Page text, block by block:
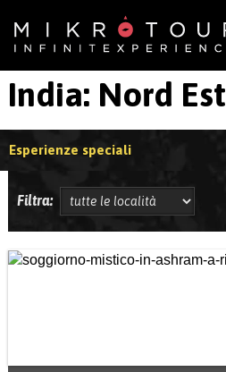
India: Nord Est
Esperienze speciali
Filtra: